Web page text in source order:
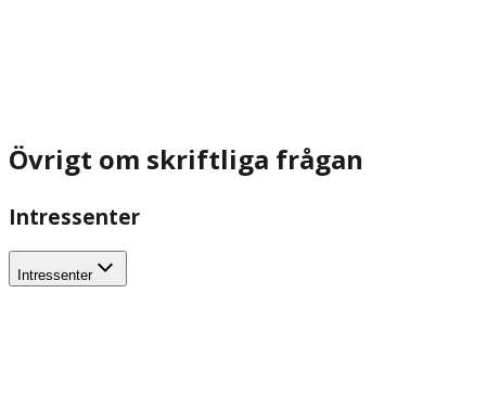
Övrigt om skriftliga frågan
Intressenter
Intressenter